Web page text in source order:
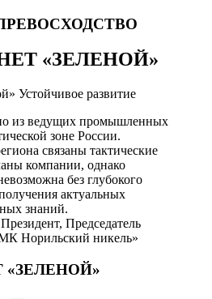
«ЗЕЛЕНОЙ»
Устойчивое развитие
из ведущих промышленных
зоне России.
связаны тактические
компании, однако
без глубокого
актуальных
знаний.
Президент, Председатель
Норильский никель»
«ЗЕЛЕНОЙ»